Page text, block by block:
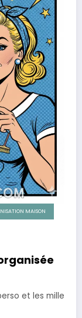
MAISON
et les mille